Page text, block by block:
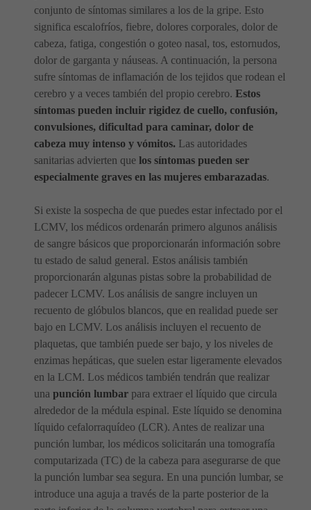
conjunto de síntomas similares a los de la gripe. Esto
significa escalofríos, fiebre, dolores corporales, dolor de
cabeza, fatiga, congestión o goteo nasal, tos, estornudos,
dolor de garganta y náuseas. A continuación, la persona
sufre síntomas de inflamación de los tejidos que rodean el
cerebro y a veces también del propio cerebro. Estos
síntomas pueden incluir rigidez de cuello, confusión,
convulsiones, dificultad para caminar, dolor de
cabeza muy intenso y vómitos. Las autoridades
sanitarias advierten que los síntomas pueden ser
especialmente graves en las mujeres embarazadas.
Si existe la sospecha de que puedes estar infectado por el
LCMV, los médicos ordenarán primero algunos análisis
de sangre básicos que proporcionarán información sobre
tu estado de salud general. Estos análisis también
proporcionarán algunas pistas sobre la probabilidad de
padecer LCMV. Los análisis de sangre incluyen un
recuento de glóbulos blancos, que en realidad puede ser
bajo en LCMV. Los análisis incluyen el recuento de
plaquetas, que también puede ser bajo, y los niveles de
enzimas hepáticas, que suelen estar ligeramente elevados
en la LCM. Los médicos también tendrán que realizar
una punción lumbar para extraer el líquido que circula
alrededor de la médula espinal. Este líquido se denomina
líquido cefalorraquídeo (LCR). Antes de realizar una
punción lumbar, los médicos solicitarán una tomografía
computarizada (TC) de la cabeza para asegurarse de que
la punción lumbar sea segura. En una punción lumbar, se
introduce una aguja a través de la parte posterior de la